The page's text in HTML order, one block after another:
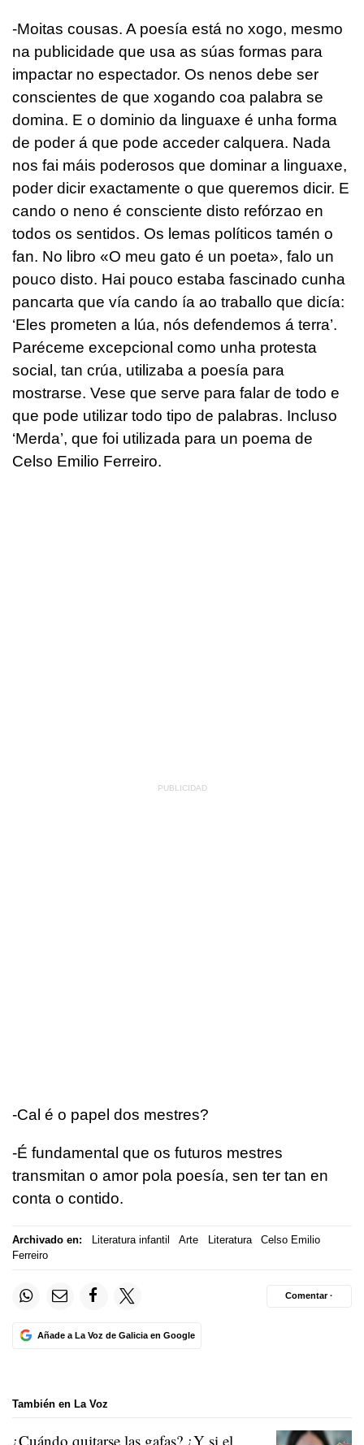
-Moitas cousas. A poesía está no xogo, mesmo
na publicidade que usa as súas formas para
impactar no espectador. Os nenos debe ser
conscientes de que xogando coa palabra se
domina. E o dominio da linguaxe é unha forma
de poder á que pode acceder calquera. Nada
nos fai máis poderosos que dominar a linguaxe,
poder dicir exactamente o que queremos dicir. E
cando o neno é consciente disto refórzao en
todos os sentidos. Os lemas políticos tamén o
fan. No libro «O meu gato é un poeta», falo un
pouco disto. Hai pouco estaba fascinado cunha
pancarta que vía cando ía ao traballo que dicía:
‘Eles prometen a lúa, nós defendemos á terra’.
Paréceme excepcional como unha protesta
social, tan crúa, utilizaba a poesía para
mostrarse. Vese que serve para falar de todo e
que pode utilizar todo tipo de palabras. Incluso
‘Merda’, que foi utilizada para un poema de
Celso Emilio Ferreiro.
-Cal é o papel dos mestres?
-É fundamental que os futuros mestres
transmitan o amor pola poesía, sen ter tan en
conta o contido.
Archivado en: Literatura infantil Arte Literatura
Celso Emilio
Ferreiro
Añade a La Voz de Galicia en Google
Comentar ·
También en La Voz
¿Cuándo quitarse las gafas? ¿Y si el